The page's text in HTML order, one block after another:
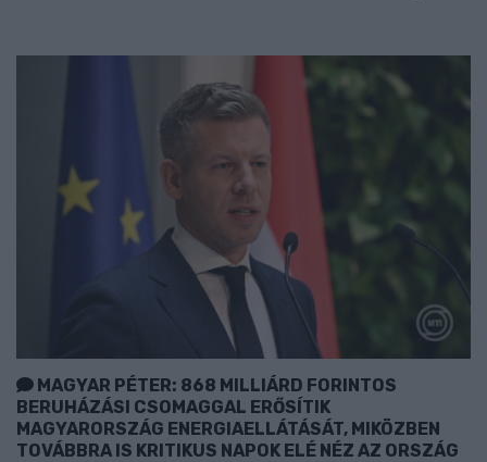
MAGYAR PÉTER: 868 MILLIÁRD FORINTOS
BERUHÁZÁSI CSOMAGGAL ERŐSÍTIK
MAGYARORSZÁG ENERGIAELLÁTÁSÁT, MIKÖZBEN
TOVÁBBRA IS KRITIKUS NAPOK ELÉ NÉZ AZ ORSZÁG